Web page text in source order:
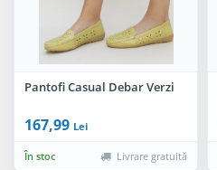
Pantofi Casual Debar Verzi
167,99 Lei
În stoc Livrare gratuită